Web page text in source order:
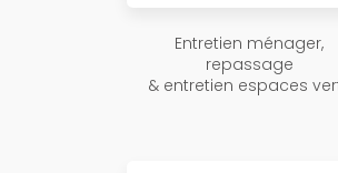
Entretien ménager,
repassage
& entretien espaces